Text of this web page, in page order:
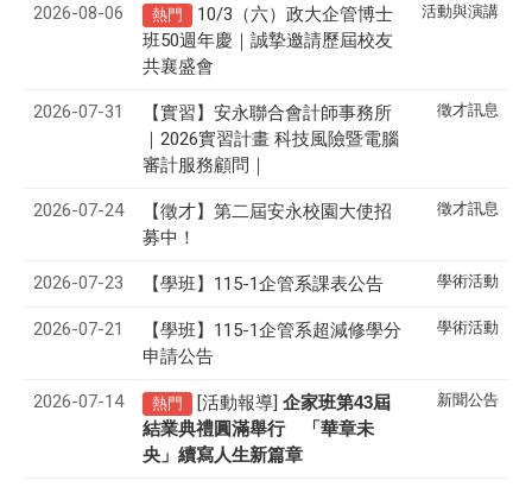
2026-08-06 熱門
10/3（六）政大企管博士
班50週年慶｜誠摯邀請歷屆校友
共襄盛會
活動與演講
2026-07-31
【實習】安永聯合會計師事務所
｜2026實習計畫 科技風險暨電腦
審計服務顧問｜
徵才訊息
2026-07-24 【徵才】 第二屆安永校園大使招
募中！
徵才訊息
2026-07-23 【學班】115-1企管系課表公告 學術活動
2026-07-21
【學班】115-1企管系超減修學分
申請公告
學術活動
2026-07-14 熱門 [活動報導] 企家班第43屆
結業典禮圓滿舉行 「華章未
央」續寫人生新篇章
新聞公告